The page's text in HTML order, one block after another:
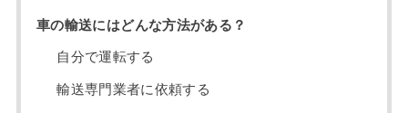
車の輸送にはどんな方法がある？
自分で運転する
輸送専門業者に依頼する